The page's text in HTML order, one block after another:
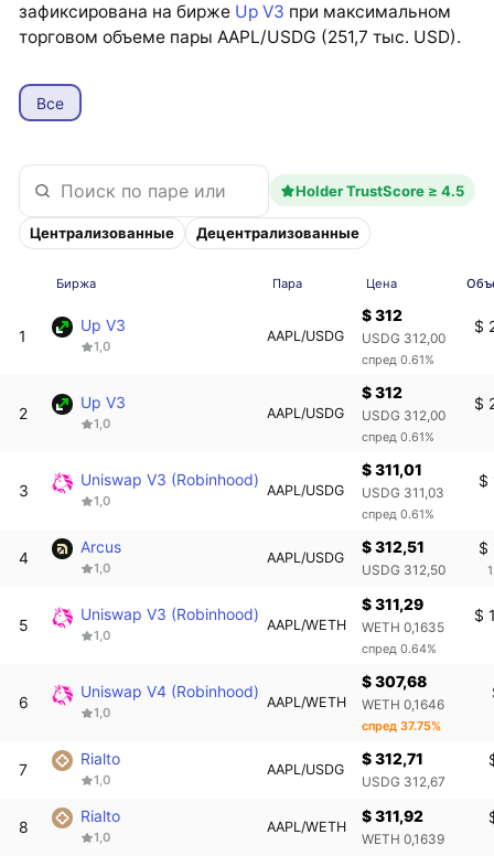
зафиксирована на бирже Up V3 при максимальном
торговом объеме пары AAPL/USDG (251,7 тыс. USD).
Все
Holder TrustScore ≥ 4.5
Централизованные Децентрализованные
Биржа Пара Цена
1
Up V3
1,0
AAPL/USDG
$ 312
USDG 312,00
спред 0.61%
$
2
Up V3
1,0
AAPL/USDG
$ 312
USDG 312,00
спред 0.61%
$
3
Uniswap V3 (Robinhood)
1,0
AAPL/USDG
$ 311,01
USDG 311,03
спред 0.61%
$
4
Arcus
1,0
AAPL/USDG
$ 312,51
USDG 312,50
$
5
Uniswap V3 (Robinhood)
1,0
AAPL/WETH
$ 311,29
WETH 0,1635
спред 0.64%
$
6
Uniswap V4 (Robinhood)
1,0
AAPL/WETH
$ 307,68
WETH 0,1646
спред 37.75%
7
Rialto
1,0
AAPL/USDG
$ 312,71
USDG 312,67
8
Rialto
1,0
AAPL/WETH
$ 311,92
WETH 0,1639